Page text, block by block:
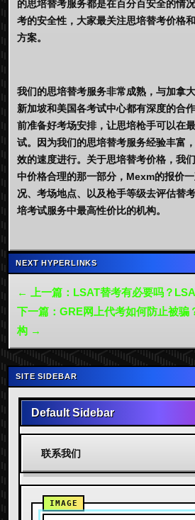
的思培替考服务都是在百分百安全的情
考的安全性，大家最关注思培替考价格
方案。
我们的思培替考服务非常成熟，与加拿
新加坡和美国各考试中心都有深度的合
前准备好考场安排，让思培枪手可以在
试。因为我们的思培替考服务经验丰富
效的速度进行。关于思培替考价格，我
中价格合理的那一部分，Mexm的报价
况、考场地点、以及枪手等级去评估替
培考试服务中最高性价比的机构。
NEXT HYPERLINKS
← 上一篇：LSAT替考有必要吗？
下一篇：GRE网上代考如何防止被骗
构 →
SITE SIDEBAR
Default Sidebar
联系我们